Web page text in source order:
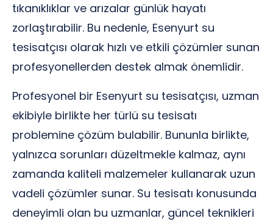
tıkanıklıklar ve arızalar günlük hayatı
zorlaştırabilir. Bu nedenle, Esenyurt su
tesisatçısı olarak hızlı ve etkili çözümler sunan
profesyonellerden destek almak önemlidir.
Profesyonel bir Esenyurt su tesisatçısı, uzman
ekibiyle birlikte her türlü su tesisatı
problemine çözüm bulabilir. Bununla birlikte,
yalnızca sorunları düzeltmekle kalmaz, aynı
zamanda kaliteli malzemeler kullanarak uzun
vadeli çözümler sunar. Su tesisatı konusunda
deneyimli olan bu uzmanlar, güncel teknikleri